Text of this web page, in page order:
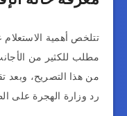
تتلخص أهمية الاستعلام
مطلب للكثير من
من هذا التصريح، وبعد
رد وزارة الهجرة على